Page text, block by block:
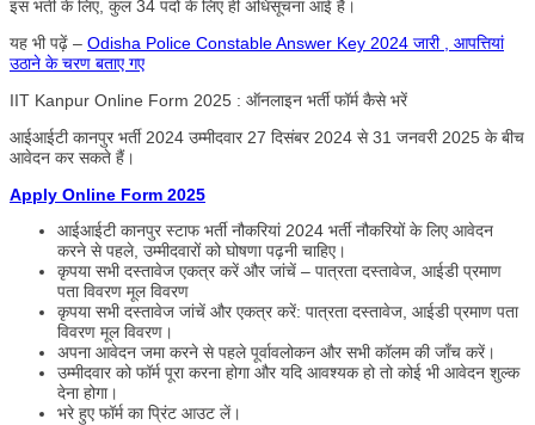
इस भर्ती के लिए, कुल 34 पदों के लिए ही अधिसूचना आई है।
यह भी पढ़ें – Odisha Police Constable Answer Key 2024 जारी , आपत्तियां
उठाने के चरण बताए गए
IIT Kanpur Online Form 2025 : ऑनलाइन भर्ती फॉर्म कैसे भरें
आईआईटी कानपुर भर्ती 2024 उम्मीदवार 27 दिसंबर 2024 से 31 जनवरी 2025 के बीच
आवेदन कर सकते हैं।
Apply Online Form 2025
आईआईटी कानपुर स्टाफ भर्ती नौकरियां 2024 भर्ती नौकरियों के लिए आवेदन
करने से पहले, उम्मीदवारों को घोषणा पढ़नी चाहिए।
कृपया सभी दस्तावेज एकत्र करें और जांचें – पात्रता दस्तावेज, आईडी प्रमाण
पता विवरण मूल विवरण
कृपया सभी दस्तावेज जांचें और एकत्र करें: पात्रता दस्तावेज, आईडी प्रमाण पता
विवरण मूल विवरण।
अपना आवेदन जमा करने से पहले पूर्वावलोकन और सभी कॉलम की जाँच करें।
उम्मीदवार को फॉर्म पूरा करना होगा और यदि आवश्यक हो तो कोई भी आवेदन शुल्क
देना होगा।
भरे हुए फॉर्म का प्रिंट आउट लें।